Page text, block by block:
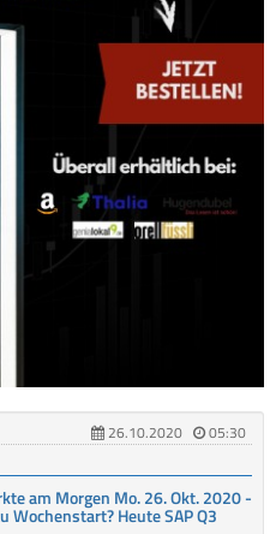
26.10.2020
05:30
am Morgen Mo. 26. Okt. 2020 -
Wochenstart? Heute SAP Q3